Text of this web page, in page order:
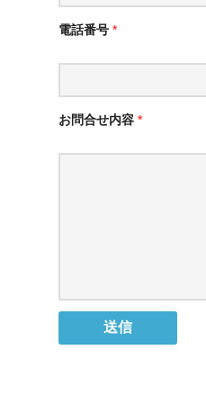
電話番号 *
お問合せ内容 *